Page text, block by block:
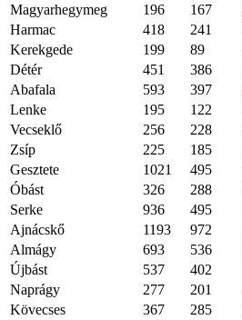
Magyarhegymeg
196 167
Harmac
418 241
Kerekgede
199 89
Détér
451 386
Abafala
593 397
Lenke
195 122
Vecseklő
256 228
Zsíp
225 185
Gesztete
1021 495
Óbást
326 288
Serke
936 495
Ajnácskő
1193 972
Almágy
693 536
Újbást
537 402
Naprágy
277 201
Kövecses
367 285